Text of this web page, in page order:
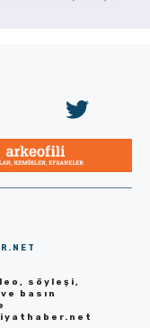
söyleşi,
basın